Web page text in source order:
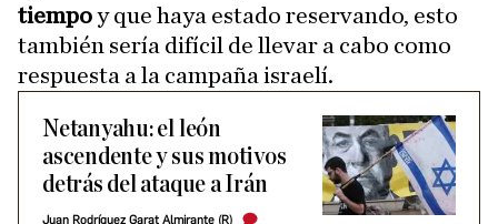
tiempoy que haya estado reservando, esto
también sería difícil de llevar a cabo como
respuesta a la campaña israelí.
Netanyahu: el león
ascendente y sus motivos
detrás del ataque a Irán
Juan Rodríguez Garat Almirante (R)